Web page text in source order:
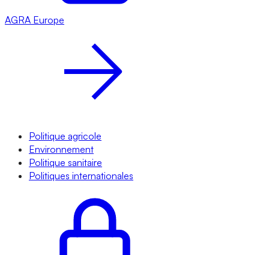
AGRA Europe
Politique agricole
Environnement
Politique sanitaire
Politiques internationales